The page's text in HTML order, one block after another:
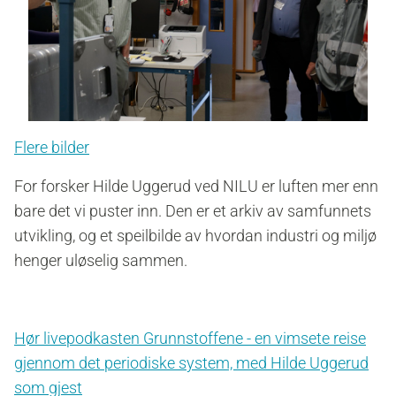
Flere bilder
For forsker Hilde Uggerud ved NILU er luften mer enn
bare det vi puster inn. Den er et arkiv av samfunnets
utvikling, og et speilbilde av hvordan industri og miljø
henger uløselig sammen.
Hør livepodkasten Grunnstoffene - en vimsete reise
gjennom det periodiske system, med Hilde Uggerud
som gjest